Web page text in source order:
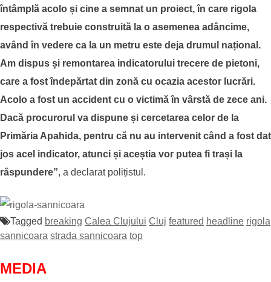
întâmplă acolo și cine a semnat un proiect, în care rigola
respectivă trebuie construită la o asemenea adâncime,
având în vedere ca la un metru este deja drumul național.
Am dispus și remontarea indicatorului trecere de pietoni,
care a fost îndepărtat din zonă cu ocazia acestor lucrări.
Acolo a fost un accident cu o victimă în vârstă de zece ani.
Dacă procurorul va dispune și cercetarea celor de la
Primăria Apahida, pentru că nu au intervenit când a fost dat
jos acel indicator, atunci și aceștia vor putea fi trași la
răspundere”, a declarat polițistul.
Tagged breaking Calea Clujului Cluj featured headline rigola
sannicoara strada sannicoara top
MEDIA